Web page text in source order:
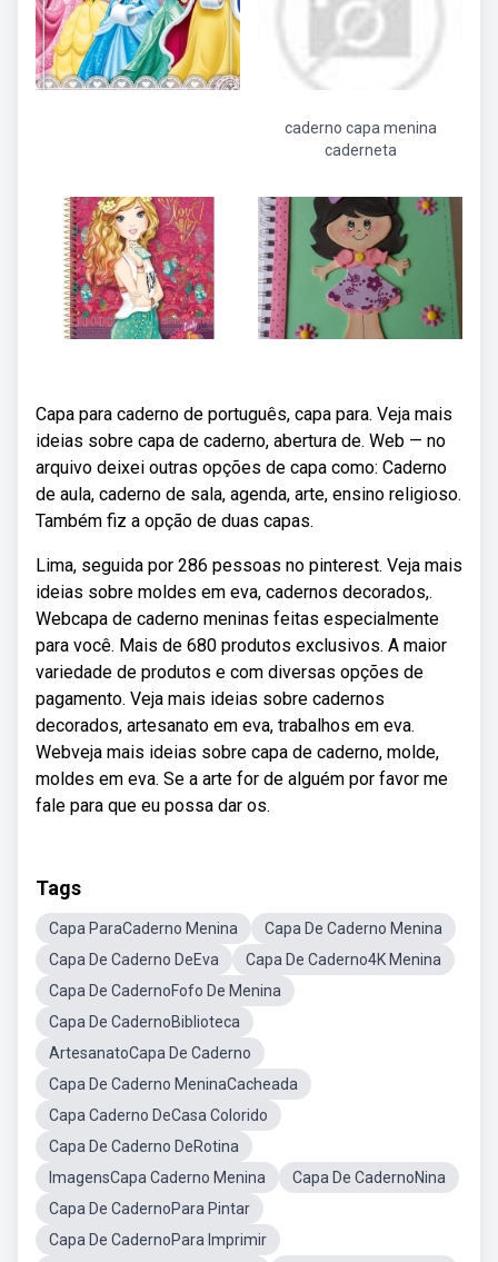
caderno capa menina
caderneta
Capa para caderno de português, capa para. Veja mais
ideias sobre capa de caderno, abertura de. Web — no
arquivo deixei outras opções de capa como: Caderno
de aula, caderno de sala, agenda, arte, ensino religioso.
Também fiz a opção de duas capas.
Lima, seguida por 286 pessoas no pinterest. Veja mais
ideias sobre moldes em eva, cadernos decorados,.
Webcapa de caderno meninas feitas especialmente
para você. Mais de 680 produtos exclusivos. A maior
variedade de produtos e com diversas opções de
pagamento. Veja mais ideias sobre cadernos
decorados, artesanato em eva, trabalhos em eva.
Webveja mais ideias sobre capa de caderno, molde,
moldes em eva. Se a arte for de alguém por favor me
fale para que eu possa dar os.
Tags
Capa ParaCaderno Menina
Capa De Caderno Menina
Capa De Caderno DeEva
Capa De Caderno4K Menina
Capa De CadernoFofo De Menina
Capa De CadernoBiblioteca
ArtesanatoCapa De Caderno
Capa De Caderno MeninaCacheada
Capa Caderno DeCasa Colorido
Capa De Caderno DeRotina
ImagensCapa Caderno Menina
Capa De CadernoNina
Capa De CadernoPara Pintar
Capa De CadernoPara Imprimir